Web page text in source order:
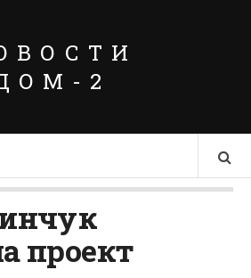
2
проект